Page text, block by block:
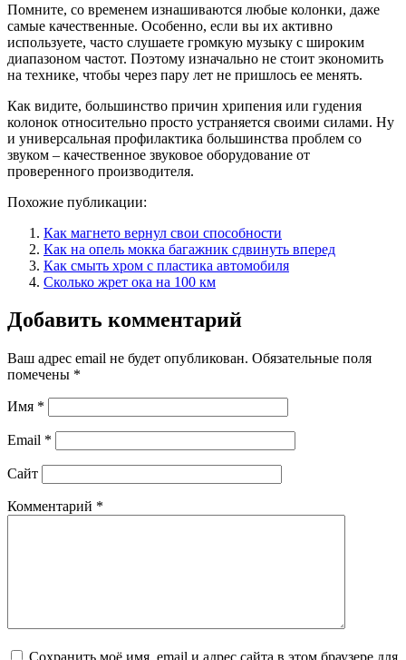
Помните, со временем изнашиваются любые колонки, даже
самые качественные. Особенно, если вы их активно
используете, часто слушаете громкую музыку с широким
диапазоном частот. Поэтому изначально не стоит экономить
на технике, чтобы через пару лет не пришлось ее менять.
Как видите, большинство причин хрипения или гудения
колонок относительно просто устраняется своими силами. Ну
и универсальная профилактика большинства проблем со
звуком – качественное звуковое оборудование от
проверенного производителя.
Похожие публикации:
Как магнето вернул свои способности
Как на опель мокка багажник сдвинуть вперед
Как смыть хром с пластика автомобиля
Сколько жрет ока на 100 км
Добавить комментарий
Ваш адрес email не будет опубликован. Обязательные поля
помечены *
Имя *
Email *
Сайт
Комментарий *